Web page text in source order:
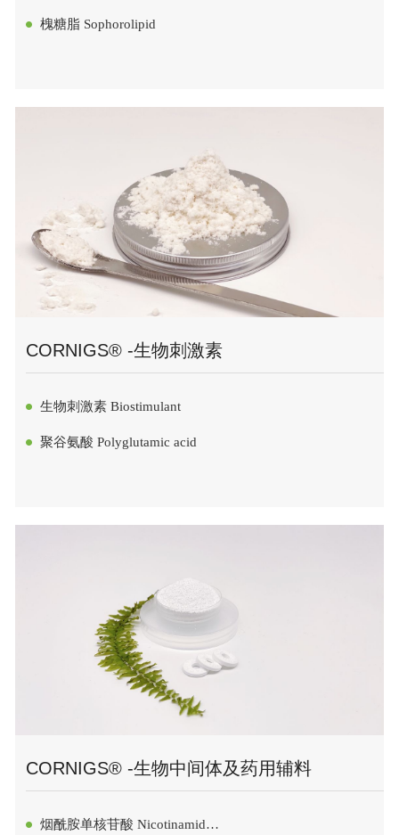
槐糖脂 Sophorolipid
CORNIGS® -生物刺激素
生物刺激素 Biostimulant
聚谷氨酸 Polyglutamic acid
CORNIGS® -生物中间体及药用辅料
烟酰胺单核苷酸 Nicotinamide